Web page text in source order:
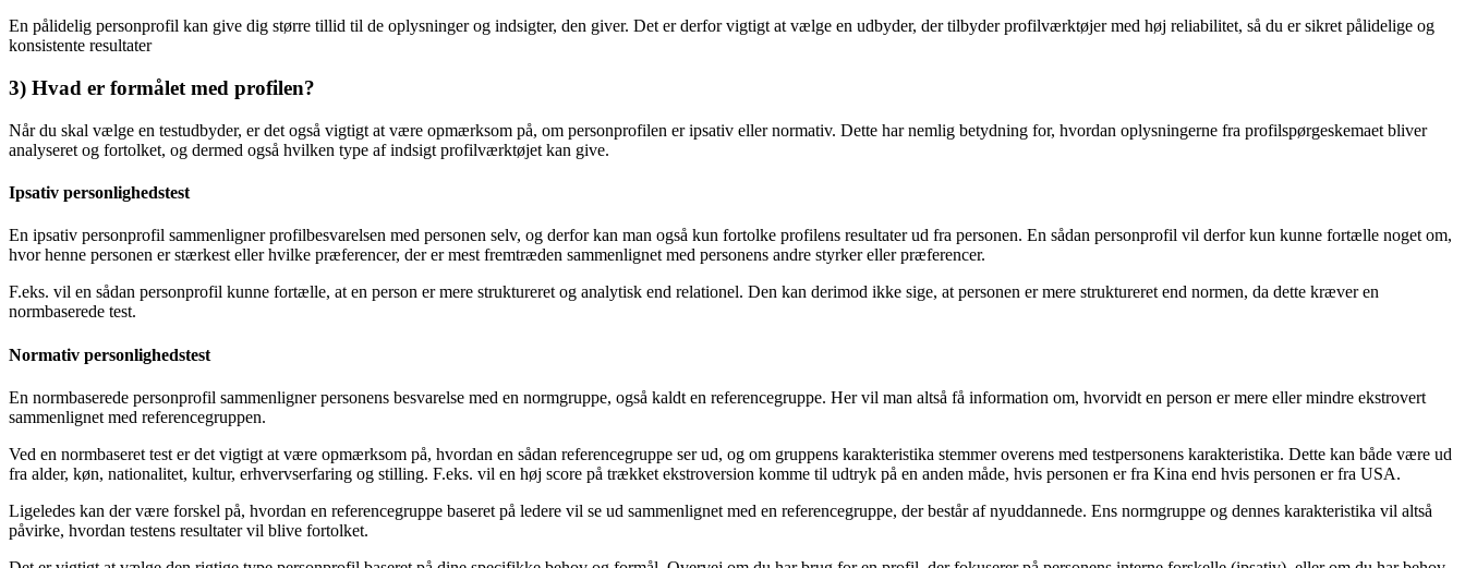
En pålidelig personprofil kan give dig større tillid til de oplysninger og indsigter, den giver. Det er derfor vigtigt at vælge en udbyder, der tilbyder profilværktøjer med høj reliabilitet, så du er sikret pålidelige og
konsistente resultater
3) Hvad er formålet med profilen?
Når du skal vælge en testudbyder, er det også vigtigt at være opmærksom på, om personprofilen er ipsativ eller normativ. Dette har nemlig betydning for, hvordan oplysningerne fra profilspørgeskemaet bliver
analyseret og fortolket, og dermed også hvilken type af indsigt profilværktøjet kan give.
Ipsativ personlighedstest
En ipsativ personprofil sammenligner profilbesvarelsen med personen selv, og derfor kan man også kun fortolke profilens resultater ud fra personen. En sådan personprofil vil derfor kun kunne fortælle noget om,
hvor henne personen er stærkest eller hvilke præferencer, der er mest fremtræden sammenlignet med personens andre styrker eller præferencer.
F.eks. vil en sådan personprofil kunne fortælle, at en person er mere struktureret og analytisk end relationel. Den kan derimod ikke sige, at personen er mere struktureret end normen, da dette kræver en
normbaserede test.
Normativ personlighedstest
En normbaserede personprofil sammenligner personens besvarelse med en normgruppe, også kaldt en referencegruppe. Her vil man altså få information om, hvorvidt en person er mere eller mindre ekstrovert
sammenlignet med referencegruppen.
Ved en normbaseret test er det vigtigt at være opmærksom på, hvordan en sådan referencegruppe ser ud, og om gruppens karakteristika stemmer overens med testpersonens karakteristika. Dette kan både være ud
fra alder, køn, nationalitet, kultur, erhvervserfaring og stilling. F.eks. vil en høj score på trækket ekstroversion komme til udtryk på en anden måde, hvis personen er fra Kina end hvis personen er fra USA.
Ligeledes kan der være forskel på, hvordan en referencegruppe baseret på ledere vil se ud sammenlignet med en referencegruppe, der består af nyuddannede. Ens normgruppe og dennes karakteristika vil altså
påvirke, hvordan testens resultater vil blive fortolket.